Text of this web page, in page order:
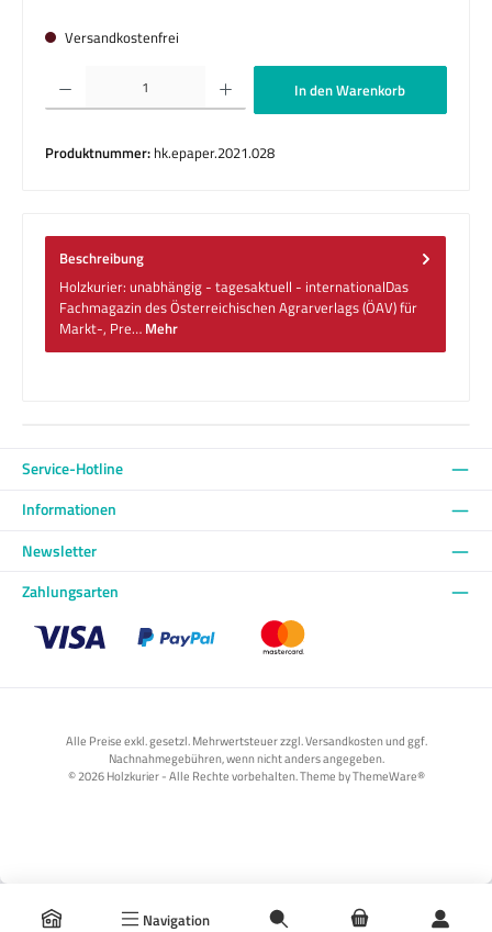
Navigation
Versandkostenfrei
Produkt Anzahl: Gib den gewünschten Wert ein oder benutze die Schaltflächen um
In den Warenkorb
Produktnummer: hk.epaper.2021.028
Beschreibung
Holzkurier: unabhängig - tagesaktuell - internationalDas
Fachmagazin des Österreichischen Agrarverlags (ÖAV) für
Markt-, Pre… Mehr
Service-Hotline
Informationen
Newsletter
Zahlungsarten
Alle Preise exkl. gesetzl. Mehrwertsteuer zzgl. Versandkosten und ggf.
Nachnahmegebühren, wenn nicht anders angegeben.
© 2026 Holzkurier - Alle Rechte vorbehalten. Theme byThemeWare®